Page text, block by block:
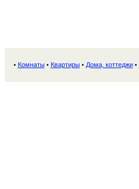
• Комнаты• Квартиры• Дома, коттеджи•